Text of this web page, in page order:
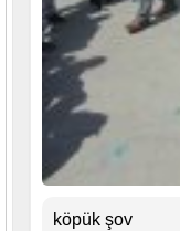
köpük şov